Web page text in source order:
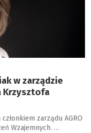
w zarządzie
Krzysztofa
zarządu AGRO
Wzajemnych. …